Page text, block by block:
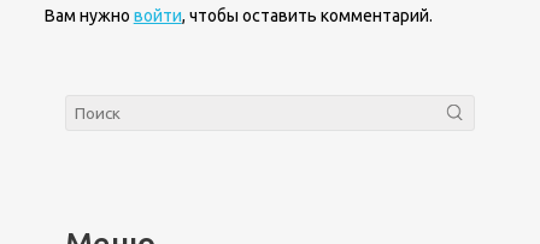
Вам нужно войти, чтобы оставить комментарий.